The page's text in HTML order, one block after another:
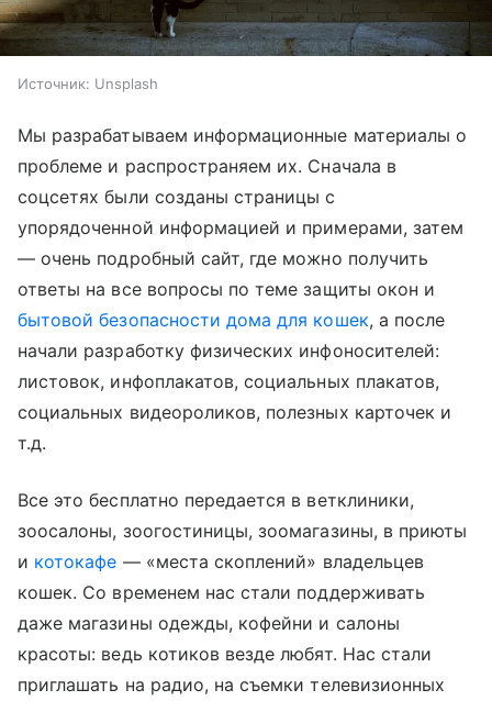
Источник: Unsplash
Мы разрабатываем информационные материалы о
проблеме и распространяем их. Сначала в
соцсетях были созданы страницы с
упорядоченной информацией и примерами, затем
— очень подробный сайт, где можно получить
ответы на все вопросы по теме защиты окон и
бытовой безопасности дома для кошек, а после
начали разработку физических инфоносителей:
листовок, инфоплакатов, социальных плакатов,
социальных видеороликов, полезных карточек и
т.д.
Все это бесплатно передается в ветклиники,
зоосалоны, зоогостиницы, зоомагазины, в приюты
и котокафе — «места скоплений» владельцев
кошек. Со временем нас стали поддерживать
даже магазины одежды, кофейни и салоны
красоты: ведь котиков везде любят. Нас стали
приглашать на радио, на съемки телевизионных